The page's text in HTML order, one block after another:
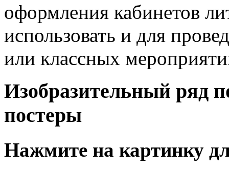
оформления кабинетов
использовать и для
или классных
Изобразительный ряд
постеры
Нажмите на картинку